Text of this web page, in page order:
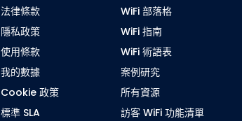
法律條款
隱私政策
使用條款
我的數據
Cookie 政策
標準 SLA
WiFi 部落格
WiFi 指南
WiFi 術語表
案例研究
所有資源
訪客 WiFi 功能清單